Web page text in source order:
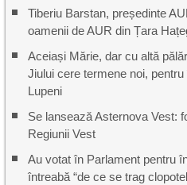
Tiberiu Barstan, președinte
oamenii de AUR din Țara
Aceiași Mărie, dar cu altă
Jiului cere termene noi,
Lupeni
Se lansează Asternova Vest:
Regiunii Vest
Au votat în Parlament pentru
întreabă “de ce se trag